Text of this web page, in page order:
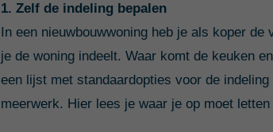
1. Zelf de indeling bepalen
In een nieuwbouwwoning heb je als koper
je de woning indeelt. Waar komt de keuken
een lijst met standaardopties voor de
meerwerk. Hier lees je waar je op moet